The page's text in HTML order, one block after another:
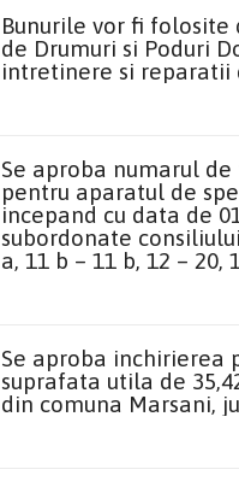
Bunurile vor fi folosite
de Drumuri si Poduri
intretinere si reparatii
Se aproba numarul
pentru aparatul de
incepand cu data de
subordonate
a, 11 b – 11 b, 12 – 20,
Se aproba inchirierea
suprafata utila de
din comuna Marsani,